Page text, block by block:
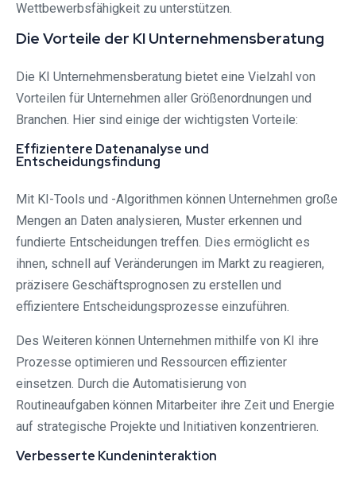
Wettbewerbsfähigkeit zu unterstützen.
Die Vorteile der KI Unternehmensberatung
Die KI Unternehmensberatung bietet eine Vielzahl von
Vorteilen für Unternehmen aller Größenordnungen und
Branchen. Hier sind einige der wichtigsten Vorteile:
Effizientere Datenanalyse und
Entscheidungsfindung
Mit KI-Tools und -Algorithmen können Unternehmen große
Mengen an Daten analysieren, Muster erkennen und
fundierte Entscheidungen treffen. Dies ermöglicht es
ihnen, schnell auf Veränderungen im Markt zu reagieren,
präzisere Geschäftsprognosen zu erstellen und
effizientere Entscheidungsprozesse einzuführen.
Des Weiteren können Unternehmen mithilfe von KI ihre
Prozesse optimieren und Ressourcen effizienter
einsetzen. Durch die Automatisierung von
Routineaufgaben können Mitarbeiter ihre Zeit und Energie
auf strategische Projekte und Initiativen konzentrieren.
Verbesserte Kundeninteraktion